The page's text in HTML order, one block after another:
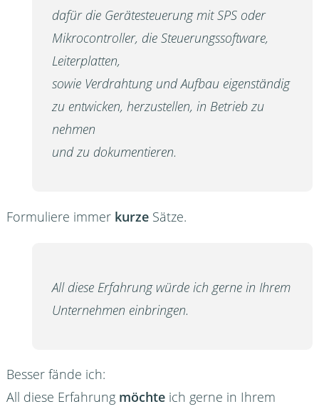
dafür die Gerätesteuerung mit SPS oder
Mikrocontroller, die Steuerungssoftware,
Leiterplatten,
sowie Verdrahtung und Aufbau eigenständig
zu entwicken, herzustellen, in Betrieb zu
nehmen
und zu dokumentieren.
Formuliere immer kurze Sätze.
All diese Erfahrung würde ich gerne in Ihrem
Unternehmen einbringen.
Besser fände ich:
All diese Erfahrung möchte ich gerne in Ihrem